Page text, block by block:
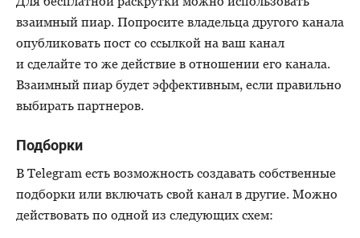
взаимный пиар. Попросите владельца другого канала
опубликовать пост со ссылкой на ваш канал
и сделайте то же действие в отношении его канала.
Взаимный пиар будет эффективным, если правильно
выбирать партнеров.
Подборки
В Telegram есть возможность создавать собственные
подборки или включать свой канал в другие. Можно
действовать по одной из следующих схем: